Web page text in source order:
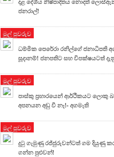
ජනරාල්!
මුල් පුවරුව
ධම්මික පෙරේරා රනිල්ගේ ජනාධිපති
සූදානම්! ජනපතිට සහ විපක්ෂයටත්
මුල් පුවරුව
පාස්කු ප්‍රහාරයෙන් ආර්ථිකයට ලොකු
අපනයන අඩු වී නෑ!- අගමැති
මුල් පුවරුව
දුටු ගැමුණු රජ්ජුරුවන්ටත් ගම දියුණු
ගන්න පුළුවන්!